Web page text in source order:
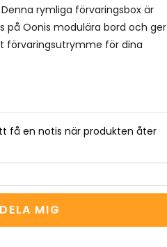
rymliga förvaringsbox är
på Oonis modulära bord och ger
förvaringsutrymme för dina
få en notis när produkten åter
MIG